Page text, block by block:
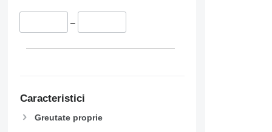
–
Caracteristici
Greutate proprie